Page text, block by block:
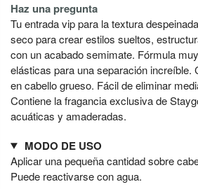
Haz una pregunta
Tu entrada vip para la textura
seco para crear estilos sueltos,
con un acabado semimate. Fórmula
elásticas para una separación increíble.
en cabello grueso. Fácil de eliminar
Contiene la fragancia exclusiva de
acuáticas y amaderadas.
MODO DE USO
Aplicar una pequeña cantidad sobre
Puede reactivarse con agua.